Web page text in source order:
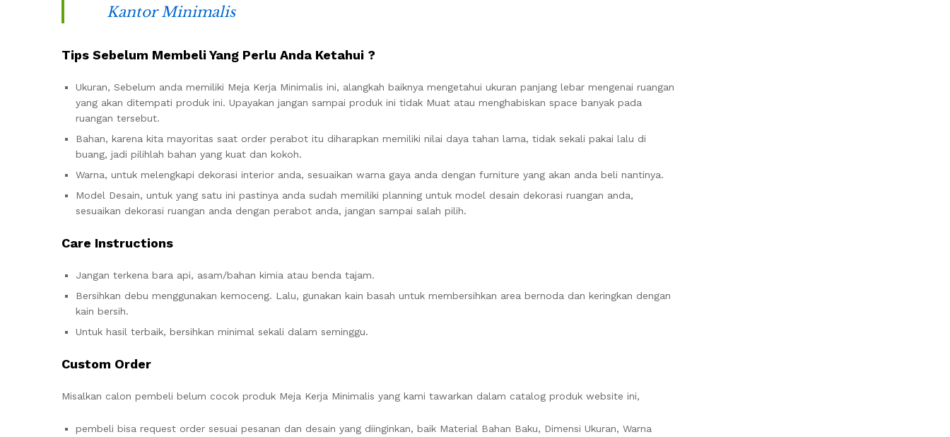
Kantor Minimalis
Tips Sebelum Membeli Yang Perlu Anda Ketahui ?
Ukuran, Sebelum anda memiliki Meja Kerja Minimalis ini, alangkah baiknya mengetahui ukuran panjang lebar mengenai ruangan
yang akan ditempati produk ini. Upayakan jangan sampai produk ini tidak Muat atau menghabiskan space banyak pada
ruangan tersebut.
Bahan, karena kita mayoritas saat order perabot itu diharapkan memiliki nilai daya tahan lama, tidak sekali pakai lalu di
buang, jadi pilihlah bahan yang kuat dan kokoh.
Warna, untuk melengkapi dekorasi interior anda, sesuaikan warna gaya anda dengan furniture yang akan anda beli nantinya.
Model Desain, untuk yang satu ini pastinya anda sudah memiliki planning untuk model desain dekorasi ruangan anda,
sesuaikan dekorasi ruangan anda dengan perabot anda, jangan sampai salah pilih.
Care Instructions
Jangan terkena bara api, asam/bahan kimia atau benda tajam.
Bersihkan debu menggunakan kemoceng. Lalu, gunakan kain basah untuk membersihkan area bernoda dan keringkan dengan
kain bersih.
Untuk hasil terbaik, bersihkan minimal sekali dalam seminggu.
Custom Order
Misalkan calon pembeli belum cocok produk Meja Kerja Minimalis yang kami tawarkan dalam catalog produk website ini,
pembeli bisa request order sesuai pesanan dan desain yang diinginkan, baik Material Bahan Baku, Dimensi Ukuran, Warna